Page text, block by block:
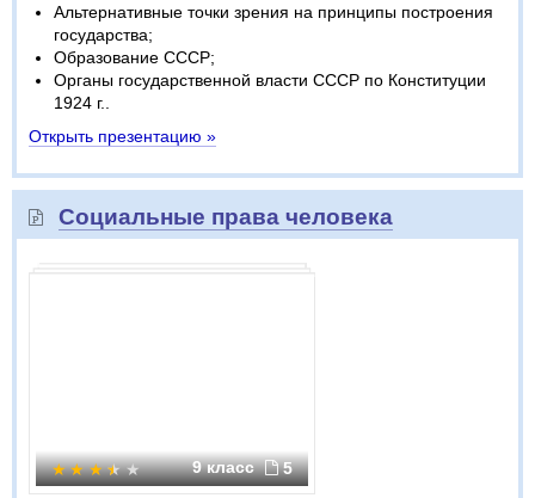
Альтернативные точки зрения на принципы построения
государства;
Образование СССР;
Органы государственной власти СССР по Конституции
1924 г..
Открыть презентацию »
Социальные права человека
9 класс 5